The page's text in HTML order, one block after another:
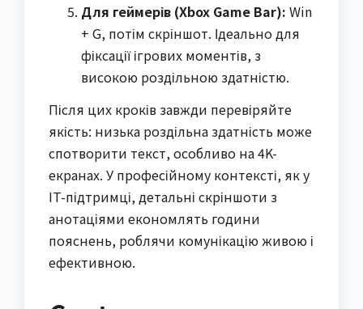
Для геймерів (Xbox Game Bar): Win
+ G, потім скріншот. Ідеально для
фіксації ігрових моментів, з
високою роздільною здатністю.
Після цих кроків завжди перевіряйте
якість: низька роздільна здатність може
спотворити текст, особливо на 4K-
екранах. У професійному контексті, як у
IT-підтримці, детальні скріншоти з
анотаціями економлять години
пояснень, роблячи комунікацію живою і
ефективною.